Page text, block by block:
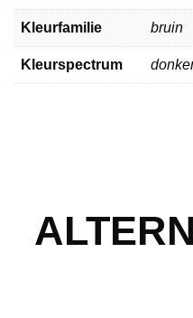
Kleurfamilie bruin
Kleurspectrum